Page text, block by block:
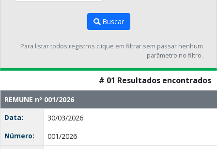
Buscar
Para listar todos registros clique em filtrar sem passar nenhum
parâmetro no filtro.
# 01 Resultados encontrados
REMUNE nº 001/2026
Data:
30/03/2026
Número:
001/2026